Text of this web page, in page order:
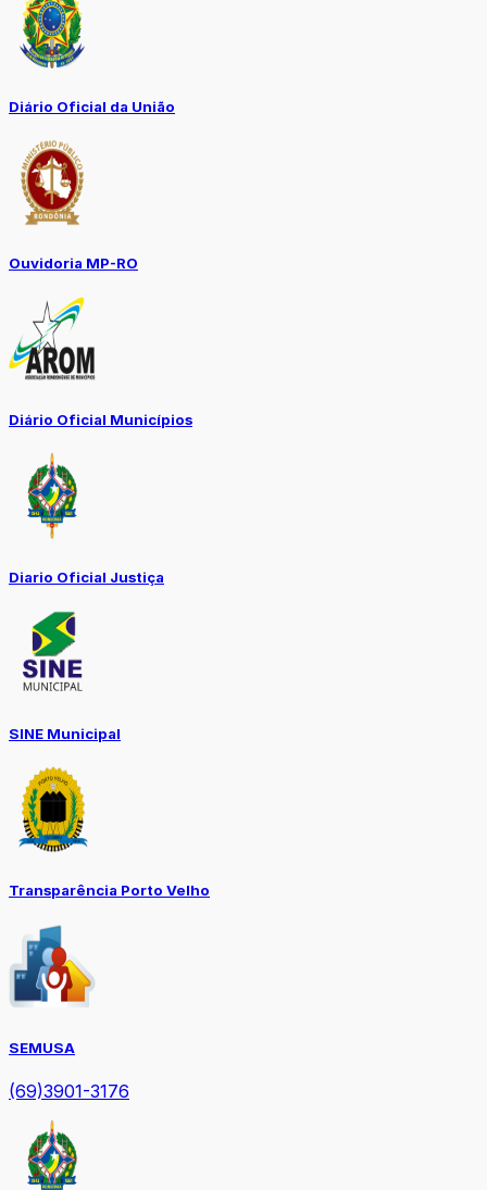
Diário Oficial da União
Ouvidoria MP-RO
Diário Oficial Municípios
Diario Oficial Justiça
SINE Municipal
Transparência Porto Velho
SEMUSA
(69)3901-3176